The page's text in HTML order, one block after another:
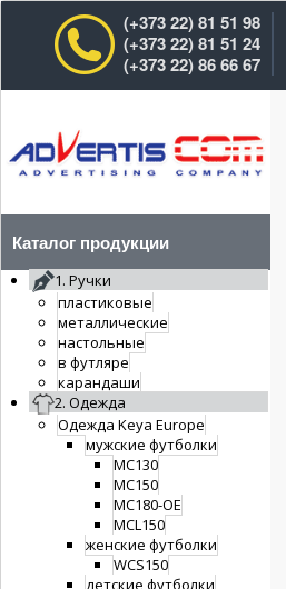
(+373 22) 81 51 98
(+373 22) 81 51 24
(+373 22) 86 66 67
Каталог продукции
1. Ручки
пластиковые
металлические
настольные
в футляре
карандаши
2. Одежда
Одежда Keya Europe
мужские футболки
MC130
MC150
MC180-OE
MCL150
женские футболки
WCS150
детские футболки